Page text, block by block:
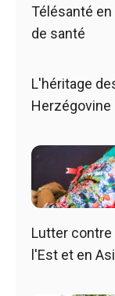
Télésanté
de santé
L'héritage
Herzégovine
Lutter contre
l'Est et en